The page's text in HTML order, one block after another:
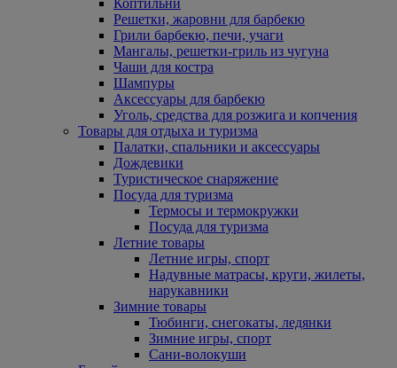
Коптильни
Решетки, жаровни для барбекю
Грили барбекю, печи, учаги
Мангалы, решетки-гриль из чугуна
Чаши для костра
Шампуры
Аксессуары для барбекю
Уголь, средства для розжига и копчения
Товары для отдыха и туризма
Палатки, спальники и аксессуары
Дождевики
Туристическое снаряжение
Посуда для туризма
Термосы и термокружки
Посуда для туризма
Летние товары
Летние игры, спорт
Надувные матрасы, круги, жилеты,
нарукавники
Зимние товары
Тюбинги, снегокаты, ледянки
Зимние игры, спорт
Сани-волокуши